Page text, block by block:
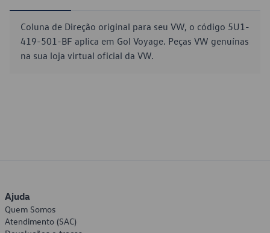
Coluna de Direção original para seu VW, o código 5U1-
419-501-BF aplica em Gol Voyage. Peças VW genuínas
na sua loja virtual oficial da VW.
Ajuda
Quem Somos
Atendimento (SAC)